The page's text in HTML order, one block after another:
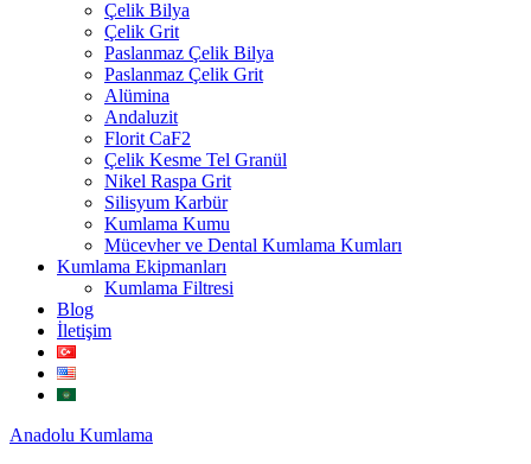
Çelik Bilya
Çelik Grit
Paslanmaz Çelik Bilya
Paslanmaz Çelik Grit
Alümina
Andaluzit
Florit CaF2
Çelik Kesme Tel Granül
Nikel Raspa Grit
Silisyum Karbür
Kumlama Kumu
Mücevher ve Dental Kumlama Kumları
Kumlama Ekipmanları
Kumlama Filtresi
Blog
İletişim
Anadolu Kumlama